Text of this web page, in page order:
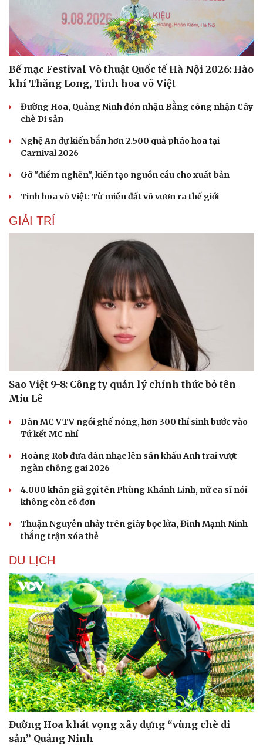
Du lịch
Tư vấn
Săn Tour
check-in
Câu chuyện thời sự
Đọc truyện đêm khuya
Kể chuyện cho bé
Bế mạc Festival Võ thuật Quốc tế Hà Nội 2026: Hào
khí Thăng Long, Tinh hoa võ Việt
Đường Hoa, Quảng Ninh đón nhận Bằng công nhận Cây
chè Di sản
Nghệ An dự kiến bắn hơn 2.500 quả pháo hoa tại
Carnival 2026
Gỡ "điểm nghẽn", kiến tạo nguồn cầu cho xuất bản
Tinh hoa võ Việt: Từ miền đất võ vươn ra thế giới
GIẢI TRÍ
Sao Việt 9-8: Công ty quản lý chính thức bỏ tên
Miu Lê
Dàn MC VTV ngồi ghế nóng, hơn 300 thí sinh bước vào
Tứ kết MC nhí
Hoàng Rob đưa dàn nhạc lên sân khấu Anh trai vượt
ngàn chông gai 2026
4.000 khán giả gọi tên Phùng Khánh Linh, nữ ca sĩ nói
không còn cô đơn
Thuận Nguyễn nhảy trên giày bọc lửa, Đinh Mạnh Ninh
thắng trận xóa thẻ
DU LỊCH
Đường Hoa khát vọng xây dựng “vùng chè di
sản” Quảng Ninh